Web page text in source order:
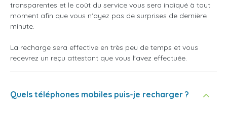
transparentes et le coût du service vous sera indiqué à tout
moment afin que vous n'ayez pas de surprises de dernière
minute.
La recharge sera effective en très peu de temps et vous
recevrez un reçu attestant que vous l'avez effectuée.
Quels téléphones mobiles puis-je recharger ?